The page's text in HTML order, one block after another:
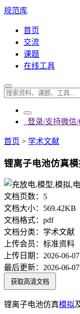
规范库
首页
交流
课题
在线工具
登录/支持微信
首页 > 学术文献
锂离子电池仿真
文档页数： 5
文档大小： 569.42KB
文档格式： pdf
文档分类： 学术文献
上传会员： 标准资料
上传日期： 2026-06-07
最后更新： 2026-06-07
获取高清文档
锂离子电池仿真模拟